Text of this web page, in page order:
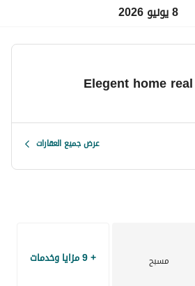
8 يونيو 2026
Elegent home
عرض جميع العقارات
مسبح + 9 مزايا وخدمات